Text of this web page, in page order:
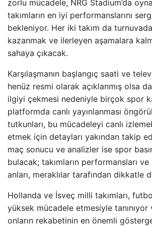
zorlu mücadele, NRG Stadium’da
takımların en iyi performanslarını
bekleniyor. Her iki takım da
kazanmak ve ilerleyen aşamalara
sahaya çıkacak.
Karşılaşmanın başlangıç saati ve
henüz resmi olarak açıklanmış olsa
ilgiyi çekmesi nedeniyle birçok spor
platformda canlı yayınlanması
tutkunları, bu mücadeleyi canlı
etmek için detayları yakından takip
maç sonucu ve analizler ise spor
bulacak; takımların performansları
anları, meraklılar tarafından dikkatle
Hollanda ve İsveç milli takımları,
yüksek mücadele etmesiyle
onların rekabetinin en önemli